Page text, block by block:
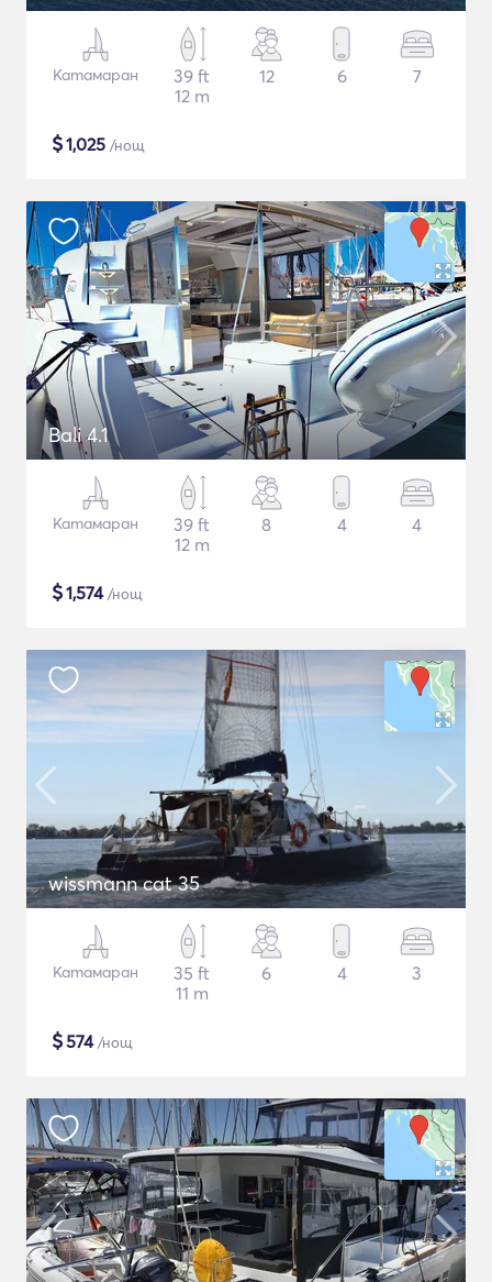
Катамаран
39 ft
12 m
12 6 7
$1,025 /нощ
Bali 4.1
Катамаран
39 ft
12 m
8 4 4
$1,574/нощ
wissmann cat 35
Катамаран
35 ft
11 m
6 4 3
$574/нощ